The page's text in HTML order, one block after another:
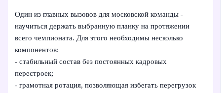
Один из главных вызовов для московской команды -
научиться держать выбранную планку на протяжении
всего чемпионата. Для этого необходимы несколько
компонентов:
- стабильный состав без постоянных кадровых
перестроек;
- грамотная ротация, позволяющая избегать перегрузок